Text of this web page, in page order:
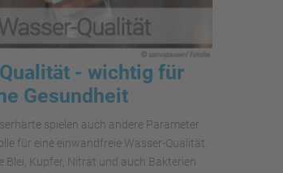
- wichtig für
Gesundheit
spielen auch andere Parameter
für eine einwandfreie Wasser-Qualität.
Blei, Kupfer, Nitrat und auch Bakterien